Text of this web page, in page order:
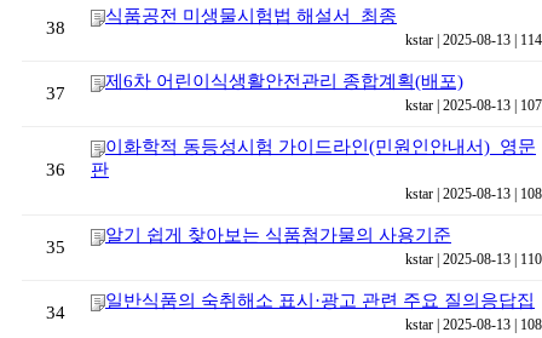
38
식품공전 미생물시험법 해설서_최종
kstar | 2025-08-13 | 114
37
제6차 어린이식생활안전관리 종합계획(배포)
kstar | 2025-08-13 | 107
36
이화학적 동등성시험 가이드라인(민원인안내서)_영문
판
kstar | 2025-08-13 | 108
35
알기 쉽게 찾아보는 식품첨가물의 사용기준
kstar | 2025-08-13 | 110
34
일반식품의 숙취해소 표시·광고 관련 주요 질의응답집
kstar | 2025-08-13 | 108